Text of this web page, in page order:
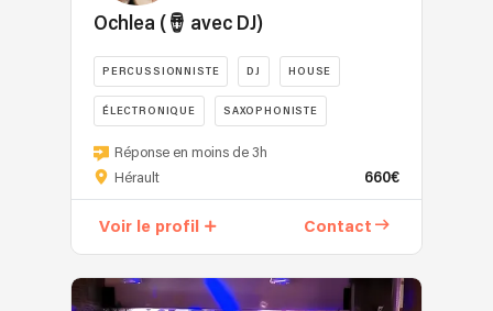
Ochlea (🪘 avec DJ)
PERCUSSIONNISTE DJ HOUSE
ÉLECTRONIQUE SAXOPHONISTE
Ochlea
Music
Show
(Bagatelle,
Réponse en moins de 3h
Hérault
660€
Voir le profil Contact